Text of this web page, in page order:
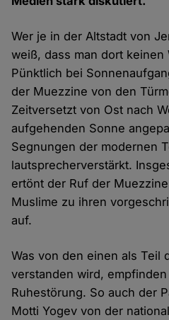
Wer je in der Altstadt von
weiß, dass man dort keinen
Pünktlich bei
der Muezzine von den
Zeitversetzt von Ost nach
aufgehenden Sonne
Segnungen der modernen
lautsprecherverstärkt.
ertönt der Ruf der
Muslime zu ihren
auf.
Was von den einen als Teil
verstanden wird,
Ruhestörung. So auch der
Motti Yogev von der